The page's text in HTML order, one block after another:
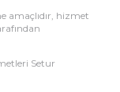
amaçlıdır, hizmet
Setur